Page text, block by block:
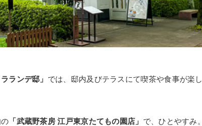
ランデ邸」 では、邸内及びテラスにて喫茶や食事が楽し
「武蔵野茶房 江戸東京たてもの園店」 で、ひとやすみ。